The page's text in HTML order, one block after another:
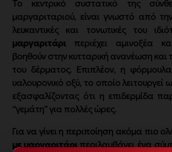
Το κεντρικό συστατικό της
μαργαριταριού, είναι γνωστό από
λευκαντικές και τονωτικές του
μαργαριτάριπεριέχει αμινοξέα
βοηθούν στην κυτταρική ανανέωση και
του δέρματος. Επιπλέον, η φόρμουλα
υαλουρονικό οξύ, το οποίο
εξασφαλίζοντας ότι η επιδερμίδα
“γεμάτη” για πολλές ώρες.
Για να γίνει η περιποίηση ακόμα πιο
με μαργαριτάριπεριλαμβάνει ένα